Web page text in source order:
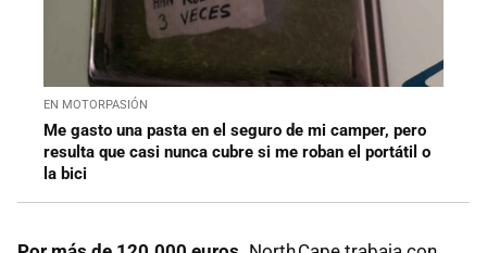
EN MOTORPASIÓN
Me gasto una pasta en el seguro de mi camper, pero
resulta que casi nunca cubre si me roban el portátil o
la bici